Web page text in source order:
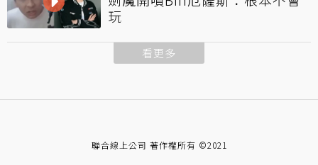
玩
看更多
聯合線上公司 著作權所有 ©2021